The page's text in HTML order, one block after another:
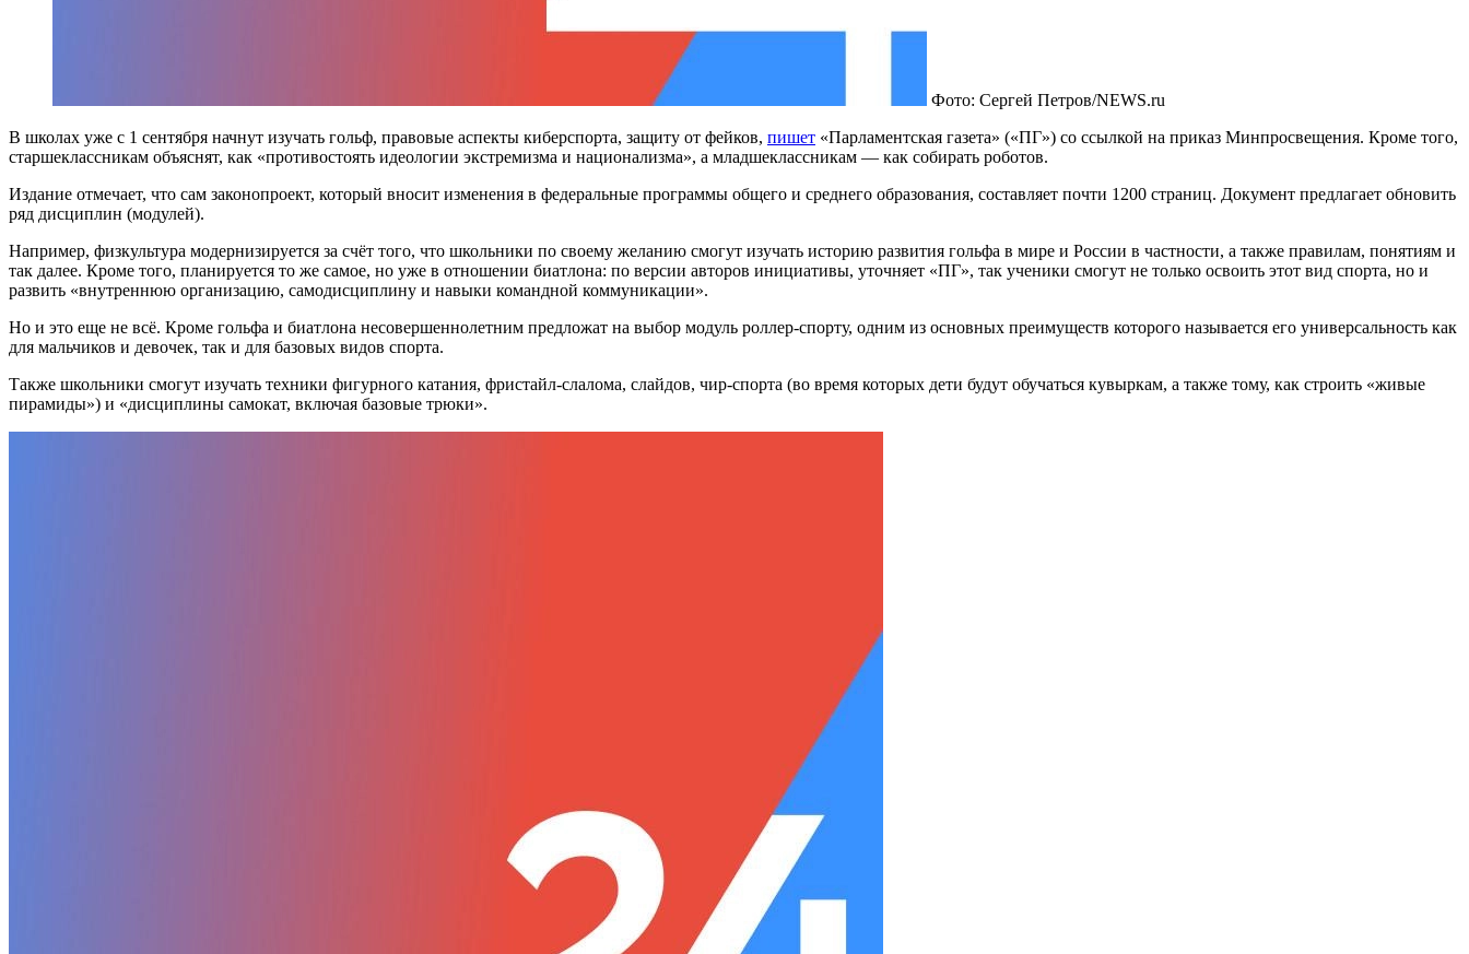
Фото: Сергей Петров/NEWS.ru
В школах уже с 1 сентября начнут изучать гольф, правовые аспекты киберспорта, защиту от фейков, пишет «Парламентская газета» («ПГ») со ссылкой на приказ Минпросвещения. Кроме того,
старшеклассникам объяснят, как «противостоять идеологии экстремизма и национализма», а младшеклассникам — как собирать роботов.
Издание отмечает, что сам законопроект, который вносит изменения в федеральные программы общего и среднего образования, составляет почти 1200 страниц. Документ предлагает обновить
ряд дисциплин (модулей).
Например, физкультура модернизируется за счёт того, что школьники по своему желанию смогут изучать историю развития гольфа в мире и России в частности, а также правилам, понятиям и
так далее. Кроме того, планируется то же самое, но уже в отношении биатлона: по версии авторов инициативы, уточняет «ПГ», так ученики смогут не только освоить этот вид спорта, но и
развить «внутреннюю организацию, самодисциплину и навыки командной коммуникации».
Но и это еще не всё. Кроме гольфа и биатлона несовершеннолетним предложат на выбор модуль роллер-спорту, одним из основных преимуществ которого называется его универсальность как
для мальчиков и девочек, так и для базовых видов спорта.
Также школьники смогут изучать техники фигурного катания, фристайл-слалома, слайдов, чир-спорта (во время которых дети будут обучаться кувыркам, а также тому, как строить «живые
пирамиды») и «дисциплины самокат, включая базовые трюки».